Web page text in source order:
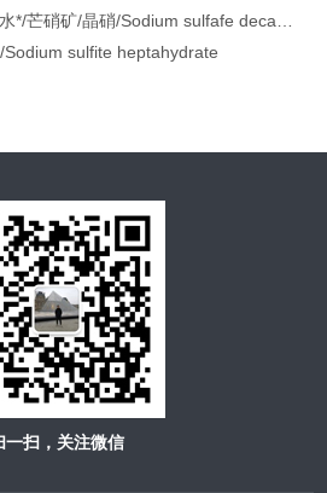
芒硝矿/晶硝/Sodium sulfafe decahydra
Sodium sulfite heptahydrate
一扫，关注微信